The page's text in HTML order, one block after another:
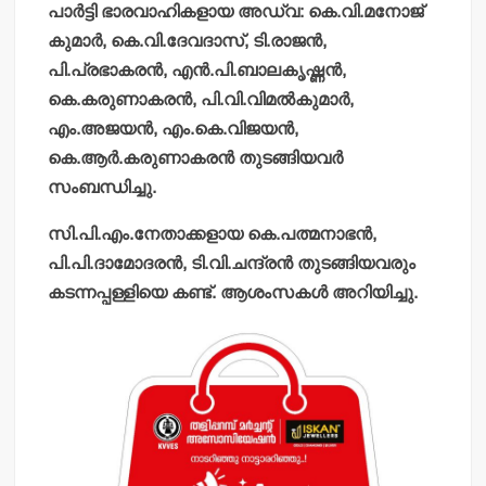
പാര്‍ട്ടി ഭാരവാഹികളായ അഡ്വ: കെ.വി.മനോജ്
കുമാര്‍, കെ.വി.ദേവദാസ്, ടി.രാജന്‍,
പി.പ്രഭാകരന്‍, എന്‍.പി.ബാലകൃഷ്ണന്‍,
കെ.കരുണാകരന്‍, പി.വി.വിമല്‍കുമാര്‍,
എം.അജയന്‍, എം.കെ.വിജയന്‍,
കെ.ആര്‍.കരുണാകരന്‍ തുടങ്ങിയവര്‍
സംബന്ധിച്ചു.
സി.പി.എം.നേതാക്കളായ കെ.പത്മനാഭന്‍,
പി.പി.ദാമോദരന്‍, ടി.വി.ചന്ദ്രന്‍ തുടങ്ങിയവരും
കടന്നപ്പള്ളിയെ കണ്ട്. ആശംസകള്‍ അറിയിച്ചു.